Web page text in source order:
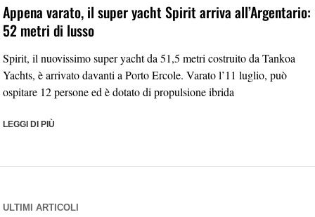
Appena varato, il super yacht Spirit arriva all’Argentario:
52 metri di lusso
Spirit, il nuovissimo super yacht da 51,5 metri costruito da Tankoa
Yachts, è arrivato davanti a Porto Ercole. Varato l’11 luglio, può
ospitare 12 persone ed è dotato di propulsione ibrida
LEGGI DI PIÙ
ULTIMI ARTICOLI